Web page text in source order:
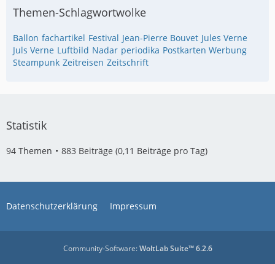
Themen-Schlagwortwolke
Ballon fachartikel Festival Jean-Pierre Bouvet Jules Verne
Juls Verne Luftbild Nadar periodika Postkarten Werbung
Steampunk Zeitreisen Zeitschrift
Statistik
94 Themen 883 Beiträge (0,11 Beiträge pro Tag)
Datenschutzerklärung Impressum
Community-Software:WoltLab Suite™ 6.2.6